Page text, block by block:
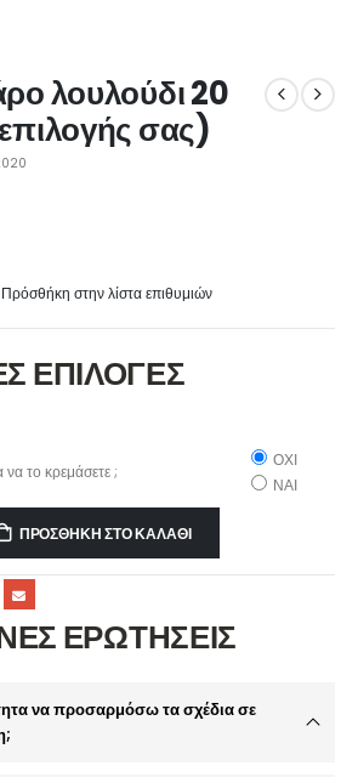
λουλούδι 20
σας)
Πρόσθήκη στην λίστα επιθυμιών
ΕΠΙΛΟΓΕΣ
να το κρεμάσετε ;
ΟΧΙ
ΝΑΙ
ΠΡΟΣΘΉΚΗ ΣΤΟ ΚΑΛΆΘΙ
ΕΡΩΤΗΣΕΙΣ
να προσαρμόσω τα σχέδια σε